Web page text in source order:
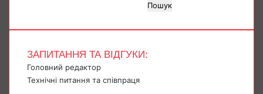
Пошук
ЗАПИТАННЯ ТА ВІДГУКИ:
Головний редактор
Технічні питання та співпраця